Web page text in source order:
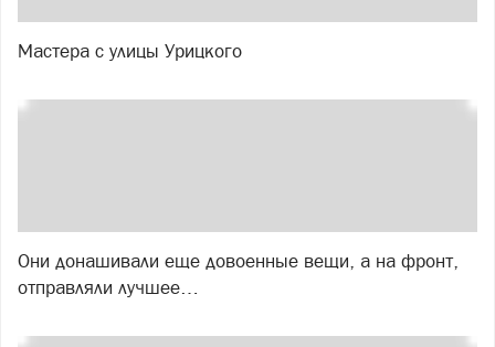
Мастера с улицы Урицкого
Они донашивали еще довоенные вещи, а на фронт,
отправляли лучшее…